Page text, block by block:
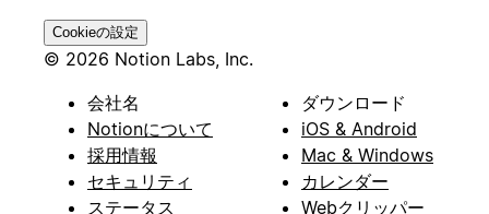
Cookieの設定
© 2026 Notion Labs, Inc.
会社名
Notionについて
採用情報
セキュリティ
ステータス
ダウンロード
iOS & Android
Mac & Windows
カレンダー
Webクリッパー